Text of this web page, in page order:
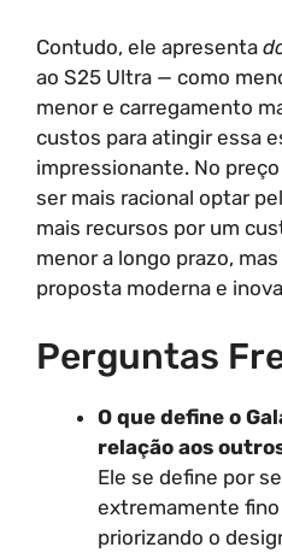
Contudo, ele apresenta
ao S25 Ultra — como
menor e carregamento
custos para atingir essa
impressionante. No
ser mais racional optar
mais recursos por um
menor a longo prazo,
proposta moderna e
Perguntas
O que define o
relação aos
Ele se define por
extremamente fino
priorizando o